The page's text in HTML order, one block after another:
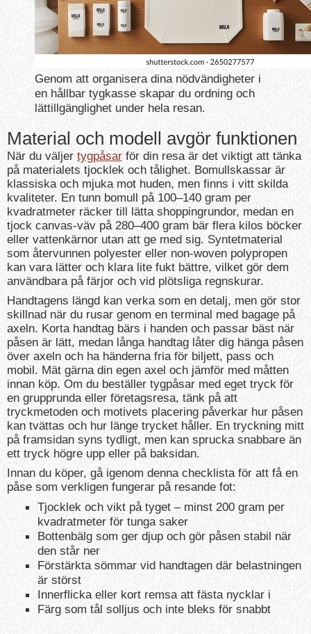
Genom att organisera dina nödvändigheter i
en hållbar tygkasse skapar du ordning och
lättillgänglighet under hela resan.
Material och modell avgör funktionen
När du väljer tygpåsar för din resa är det viktigt att tänka
på materialets tjocklek och tålighet. Bomullskassar är
klassiska och mjuka mot huden, men finns i vitt skilda
kvaliteter. En tunn bomull på 100–140 gram per
kvadratmeter räcker till lätta shoppingrundor, medan en
tjock canvas-väv på 280–400 gram bär flera kilos böcker
eller vattenkärnor utan att ge med sig. Syntetmaterial
som återvunnen polyester eller non-woven polypropen
kan vara lätter och klara lite fukt bättre, vilket gör dem
användbara på färjor och vid plötsliga regnskurar.
Handtagens längd kan verka som en detalj, men gör stor
skillnad när du rusar genom en terminal med bagage på
axeln. Korta handtag bärs i handen och passar bäst när
påsen är lätt, medan långa handtag låter dig hänga påsen
över axeln och ha händerna fria för biljett, pass och
mobil. Mät gärna din egen axel och jämför med måtten
innan köp. Om du beställer tygpåsar med eget tryck för
en grupprunda eller företagsresa, tänk på att
tryckmetoden och motivets placering påverkar hur påsen
kan tvättas och hur länge trycket håller. En tryckning mitt
på framsidan syns tydligt, men kan sprucka snabbare än
ett tryck högre upp eller på baksidan.
Innan du köper, gå igenom denna checklista för att få en
påse som verkligen fungerar på resande fot:
Tjocklek och vikt på tyget – minst 200 gram per
kvadratmeter för tunga saker
Bottenbälg som ger djup och gör påsen stabil när
den står ner
Förstärkta sömmar vid handtagen där belastningen
är störst
Innerflicka eller kort remsa att fästa nycklar i
Färg som tål solljus och inte bleks för snabbt